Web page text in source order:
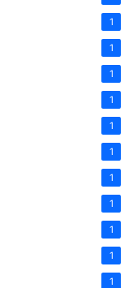
1
1
1
1
1
1
1
1
1
1
1